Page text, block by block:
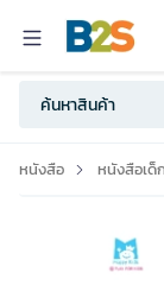
หนังสือ หนังสือเด็ก